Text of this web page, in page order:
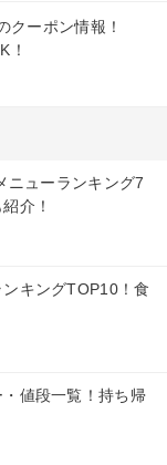
クーポン情報！
！
ニューランキング7
介！
キングTOP10！食
値段一覧！持ち帰